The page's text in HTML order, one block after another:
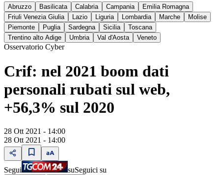
Abruzzo Basilicata Calabria Campania
Emilia Romagna
Friuli Venezia Giulia
Lazio Liguria Lombardia Marche
Molise
Piemonte
Puglia Sardegna Sicilia
Toscana
Trentino alto Adige
Umbria Val d'Aosta Veneto
Osservatorio Cyber
Crif: nel 2021 boom dati
personali rubati sul web,
+56,3% sul 2020
28 Ott 2021 - 14:00
28 Ott 2021 - 14:00
Segui suSeguici su